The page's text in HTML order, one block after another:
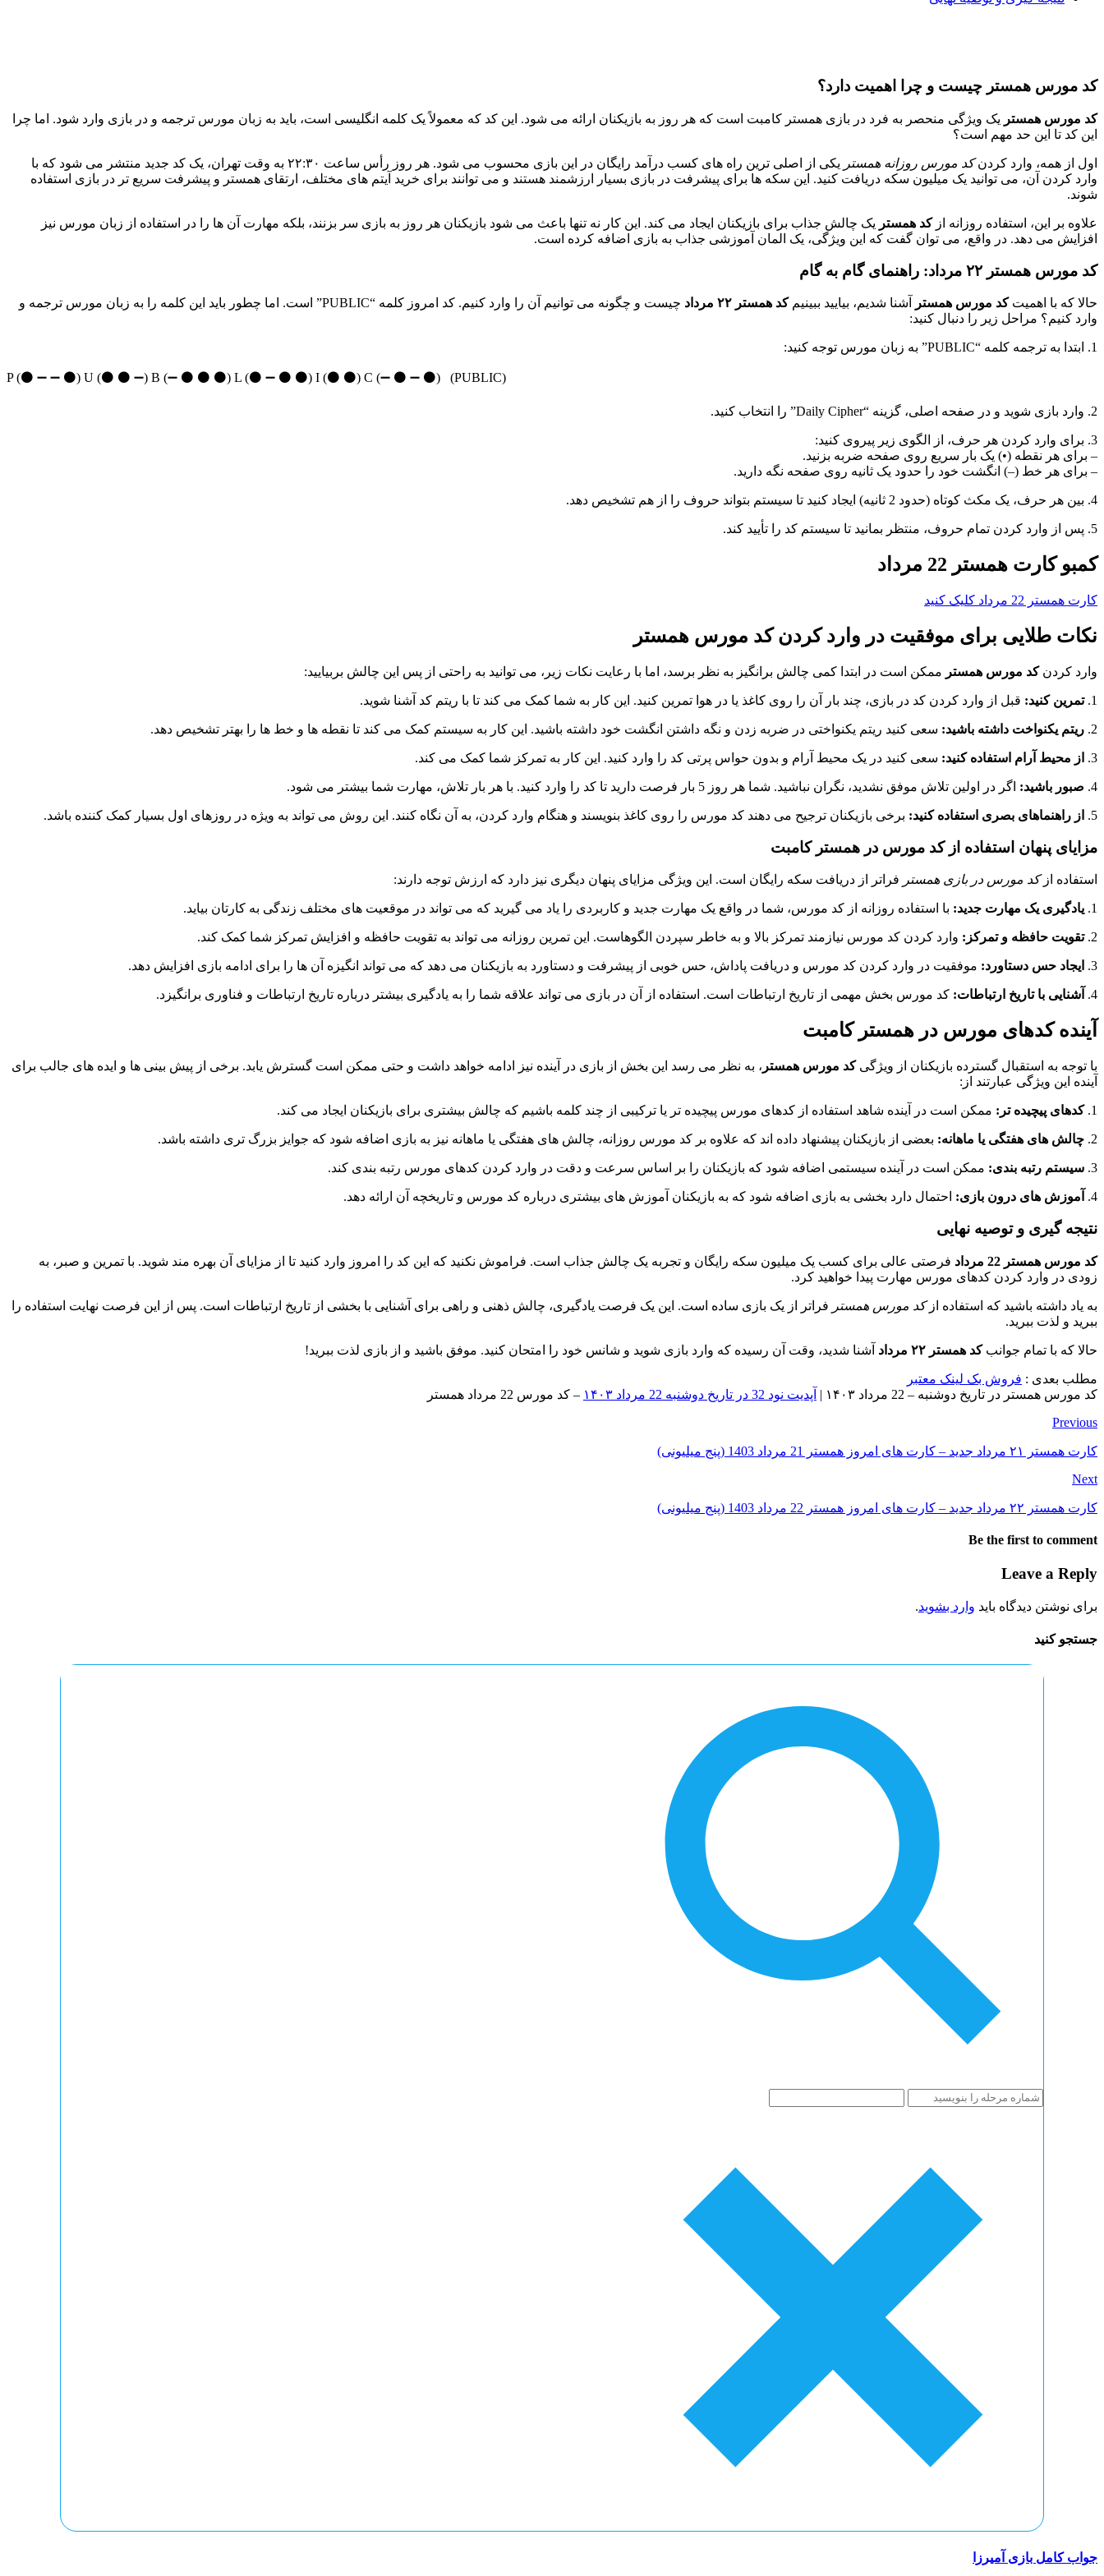
کد مورس همستر چیست و چرا اهمیت دارد؟
کد مورس همستر یک ویژگی منحصر به فرد در بازی همستر کامبت است که هر روز به بازیکنان ارائه می شود. این کد که معمولاً یک کلمه انگلیسی است، باید به زبان مورس ترجمه و در بازی وارد شود. اما چرا
این کد تا این حد مهم است؟
اول از همه، وارد کردنکد مورس روزانه همستر
یکی از اصلی ترین راه های کسب درآمد رایگان در این بازی محسوب می شود. هر روز رأس ساعت ۲۲:۳۰ به وقت تهران، یک کد جدید منتشر می شود که با
وارد کردن آن، می توانید یک میلیون سکه دریافت کنید. این سکه ها برای پیشرفت در بازی بسیار ارزشمند هستند و می توانند برای خرید آیتم های مختلف، ارتقای همستر و پیشرفت سریع تر در بازی استفاده
شوند.
علاوه بر این، استفاده روزانه ازکد همستر یک چالش جذاب برای بازیکنان ایجاد می کند. این کار نه تنها باعث می شود بازیکنان هر روز به بازی سر بزنند، بلکه مهارت آن ها را در استفاده از زبان مورس نیز
افزایش می دهد. در واقع، می توان گفت که این ویژگی، یک المان آموزشی جذاب به بازی اضافه کرده است.
کد مورس همستر ۲۲ مرداد: راهنمای گام به گام
حالا که با اهمیتکد مورس همستر آشنا شدیم، بیایید ببینیمکد همستر ۲۲ مرداد
چیست و چگونه می توانیم آن را وارد کنیم. کد امروز کلمه “PUBLIC” است. اما چطور باید این کلمه را به زبان مورس ترجمه و
وارد کنیم؟ مراحل زیر را دنبال کنید:
1. ابتدا به ترجمه کلمه “PUBLIC” به زبان مورس توجه کنید:
(P (⚫️ ➖ ➖ ⚫️) U (⚫️ ⚫️ ➖) B (➖ ⚫️ ⚫️ ⚫️) L (⚫️ ➖ ⚫️ ⚫️) I (⚫️ ⚫️) C (➖ ⚫️ ➖ ⚫️) (PUBLIC
2. وارد بازی شوید و در صفحه اصلی، گزینه “Daily Cipher” را انتخاب کنید.
3. برای وارد کردن هر حرف، از الگوی زیر پیروی کنید:
– برای هر نقطه (•) یک بار سریع روی صفحه ضربه بزنید.
– برای هر خط (–) انگشت خود را حدود یک ثانیه روی صفحه نگه دارید.
4. بین هر حرف، یک مکث کوتاه (حدود 2 ثانیه) ایجاد کنید تا سیستم بتواند حروف را از هم تشخیص دهد.
5. پس از وارد کردن تمام حروف، منتظر بمانید تا سیستم کد را تأیید کند.
کمبو کارت همستر 22 مرداد
کارت همستر 22 مرداد کلیک کنید
نکات طلایی برای موفقیت در وارد کردن کد مورس همستر
وارد کردنکد مورس همستر ممکن است در ابتدا کمی چالش برانگیز به نظر برسد، اما با رعایت نکات زیر، می توانید به راحتی از پس این چالش بربیایید:
1. تمرین کنید: قبل از وارد کردن کد در بازی، چند بار آن را روی کاغذ یا در هوا تمرین کنید. این کار به شما کمک می کند تا با ریتم کد آشنا شوید.
2. ریتم یکنواخت داشته باشید: سعی کنید ریتم یکنواختی در ضربه زدن و نگه داشتن انگشت خود داشته باشید. این کار به سیستم کمک می کند تا نقطه ها و خط ها را بهتر تشخیص دهد.
3. از محیط آرام استفاده کنید: سعی کنید در یک محیط آرام و بدون حواس پرتی کد را وارد کنید. این کار به تمرکز شما کمک می کند.
4. صبور باشید: اگر در اولین تلاش موفق نشدید، نگران نباشید. شما هر روز 5 بار فرصت دارید تا کد را وارد کنید. با هر بار تلاش، مهارت شما بیشتر می شود.
5. از راهنماهای بصری استفاده کنید: برخی بازیکنان ترجیح می دهند کد مورس را روی کاغذ بنویسند و هنگام وارد کردن، به آن نگاه کنند. این روش می تواند به ویژه در روزهای اول بسیار کمک کننده باشد.
مزایای پنهان استفاده از کد مورس در همستر کامبت
استفاده ازکد مورس در بازی همستر فراتر از دریافت سکه رایگان است. این ویژگی مزایای پنهان دیگری نیز دارد که ارزش توجه دارند:
1. یادگیری یک مهارت جدید: با استفاده روزانه از کد مورس، شما در واقع یک مهارت جدید و کاربردی را یاد می گیرید که می تواند در موقعیت های مختلف زندگی به کارتان بیاید.
2. تقویت حافظه و تمرکز: وارد کردن کد مورس نیازمند تمرکز بالا و به خاطر سپردن الگوهاست. این تمرین روزانه می تواند به تقویت حافظه و افزایش تمرکز شما کمک کند.
3. ایجاد حس دستاورد: موفقیت در وارد کردن کد مورس و دریافت پاداش، حس خوبی از پیشرفت و دستاورد به بازیکنان می دهد که می تواند انگیزه آن ها را برای ادامه بازی افزایش دهد.
4. آشنایی با تاریخ ارتباطات: کد مورس بخش مهمی از تاریخ ارتباطات است. استفاده از آن در بازی می تواند علاقه شما را به یادگیری بیشتر درباره تاریخ ارتباطات و فناوری برانگیزد.
آینده کدهای مورس در همستر کامبت
با توجه به استقبال گسترده بازیکنان از ویژگیکد مورس همستر ، به نظر می رسد این بخش از بازی در آینده نیز ادامه خواهد داشت و حتی ممکن است گسترش یابد. برخی از پیش بینی ها و ایده های جالب برای
آینده این ویژگی عبارتند از:
1. کدهای پیچیده تر: ممکن است در آینده شاهد استفاده از کدهای مورس پیچیده تر یا ترکیبی از چند کلمه باشیم که چالش بیشتری برای بازیکنان ایجاد می کند.
2. چالش های هفتگی یا ماهانه: بعضی از بازیکنان پیشنهاد داده اند که علاوه بر کد مورس روزانه، چالش های هفتگی یا ماهانه نیز به بازی اضافه شود که جوایز بزرگ تری داشته باشد.
3. سیستم رتبه بندی: ممکن است در آینده سیستمی اضافه شود که بازیکنان را بر اساس سرعت و دقت در وارد کردن کدهای مورس رتبه بندی کند.
4. آموزش های درون بازی: احتمال دارد بخشی به بازی اضافه شود که به بازیکنان آموزش های بیشتری درباره کد مورس و تاریخچه آن ارائه دهد.
نتیجه گیری و توصیه نهایی
کد مورس همستر 22 مرداد
فرصتی عالی برای کسب یک میلیون سکه رایگان و تجربه یک چالش جذاب است. فراموش نکنید که این کد را امروز وارد کنید تا از مزایای آن بهره مند شوید. با تمرین و صبر، به
زودی در وارد کردن کدهای مورس مهارت پیدا خواهید کرد.
به یاد داشته باشید که استفاده ازکد مورس همستر فراتر از یک بازی ساده است. این یک فرصت یادگیری، چالش ذهنی و راهی برای آشنایی با بخشی از تاریخ ارتباطات است. پس از این فرصت نهایت استفاده را
ببرید و لذت ببرید.
حالا که با تمام جوانبکد همستر ۲۲ مرداد آشنا شدید، وقت آن رسیده که وارد بازی شوید و شانس خود را امتحان کنید. موفق باشید و از بازی لذت ببرید!
مطلب بعدی : فروش بک لینک معتبر
کد مورس همستر در تاریخ دوشنبه – 22 مرداد ۱۴۰۳ |
آپدیت نود 32 در تاریخ دوشنبه 22 مرداد ۱۴۰۳
– کد مورس 22 مرداد همستر
Previous
کارت همستر ۲۱ مرداد جدید – کارت های امروز همستر 21 مرداد 1403 (پنج میلیونی)
Next
کارت همستر ۲۲ مرداد جدید – کارت های امروز همستر 22 مرداد 1403 (پنج میلیونی)
Be the first to comment
Leave a Reply
برای نوشتن دیدگاه باید وارد بشوید.
جستجو کنید
جواب کامل بازی آمیرزا